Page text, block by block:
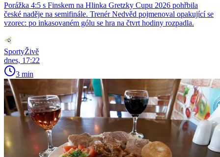
Porážka 4:5 s Finskem na Hlinka Gretzky Cupu 2026 pohřbila
české naděje na semifinále. Trenér Nedvěd pojmenoval opakující se
vzorec: po inkasovaném gólu se hra na čtvrt hodiny rozpadla.
SportyŽivě
dnes, 17:22
3 min